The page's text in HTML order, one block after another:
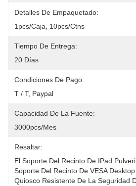
Detalles De Empaquetado:
1pcs/caja, 10pcs/ctns
Tiempo De Entrega:
20 Días
Condiciones De Pago:
T / T, Paypal
Capacidad De La Fuente:
3000pcs/mes
Resaltar:
El Soporte Del Recinto De IPad
Soporte Del Recinto De VESA
Quiosco Resistente De La Seguridad